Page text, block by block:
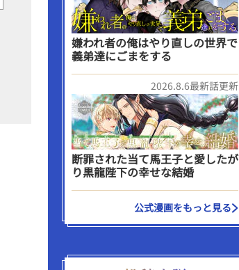
嫌われ者の俺はやり直しの世界で
義弟達にごまをする
2026.8.6最新話更新
断罪された当て馬王子と愛したが
り黒龍陛下の幸せな結婚
公式漫画をもっと見る